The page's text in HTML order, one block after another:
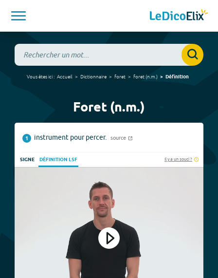
Vous êtes ici : Accueil Dictionnaire foret foret(n.m. ) Définition
Foret (n.m.)
1 instrument pour percer. source
SIGNE DÉFINITION LSF Il y a un souci ?
Play